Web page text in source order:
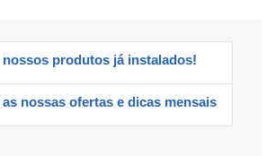
produtos já instalados!
nossas ofertas e dicas mensais